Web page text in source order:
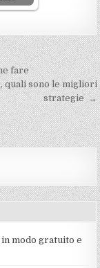
fare
quali sono le migliori
strategie →
modo gratuito e